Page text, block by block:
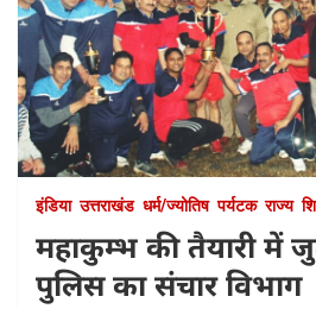
इंडिया उत्तराखंड धर्म/ज्योतिष पर्यटक राज्य
महाकुम्भ की तैयारी में
पुलिस का संचार विभाग